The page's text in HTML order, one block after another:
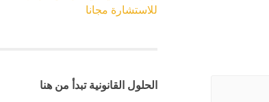
للاستشارة مجانا
الحلول القانونية تبدأ من هنا